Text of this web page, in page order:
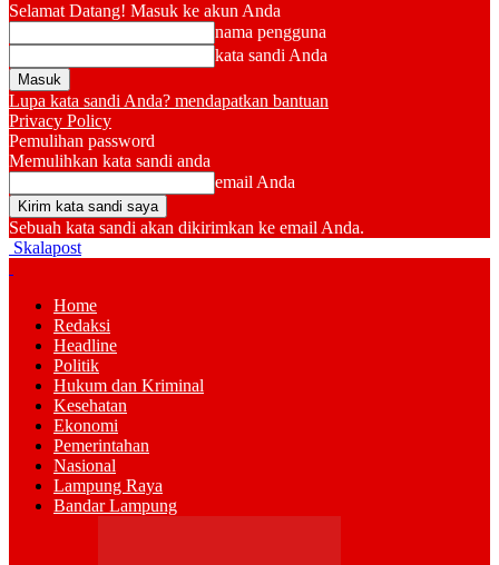
Selamat Datang! Masuk ke akun Anda
nama pengguna
kata sandi Anda
Lupa kata sandi Anda? mendapatkan bantuan
Privacy Policy
Pemulihan password
Memulihkan kata sandi anda
email Anda
Sebuah kata sandi akan dikirimkan ke email Anda.
Skalapost
Home
Redaksi
Headline
Politik
Hukum dan Kriminal
Kesehatan
Ekonomi
Pemerintahan
Nasional
Lampung Raya
Bandar Lampung